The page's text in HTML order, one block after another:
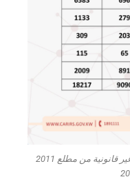
إحصائية تعديل أوضاع المقيمين بصورة غير قانونية من مطلع 2011